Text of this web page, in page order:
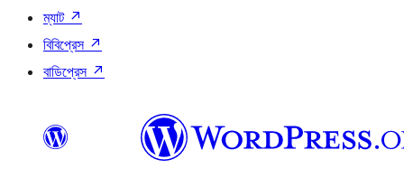
ম্যাট ↗
বিবিপ্রেস ↗
বাডিপ্রেস ↗